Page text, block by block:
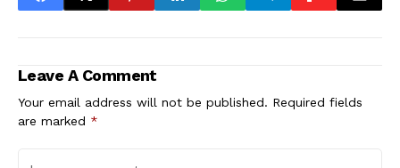
Leave A Comment
Your email address will not be published. Required fields
are marked *